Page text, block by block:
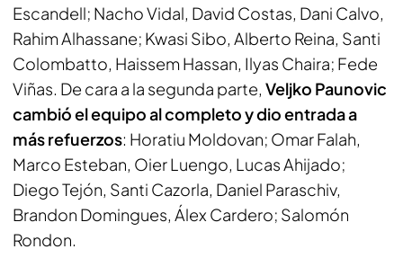
Escandell; Nacho Vidal, David Costas, Dani Calvo,
Rahim Alhassane; Kwasi Sibo, Alberto Reina, Santi
Colombatto, Haissem Hassan, Ilyas Chaira; Fede
Viñas. De cara a la segunda parte, Veljko Paunovic
cambió el equipo al completo y dio entrada a
más refuerzos: Horatiu Moldovan; Omar Falah,
Marco Esteban, Oier Luengo, Lucas Ahijado;
Diego Tejón, Santi Cazorla, Daniel Paraschiv,
Brandon Domingues, Álex Cardero; Salomón
Rondon.